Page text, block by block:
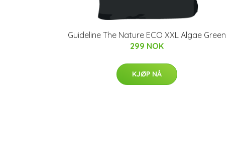
Guideline The Nature ECO XXL Algae Green
299 NOK
KJØP NÅ